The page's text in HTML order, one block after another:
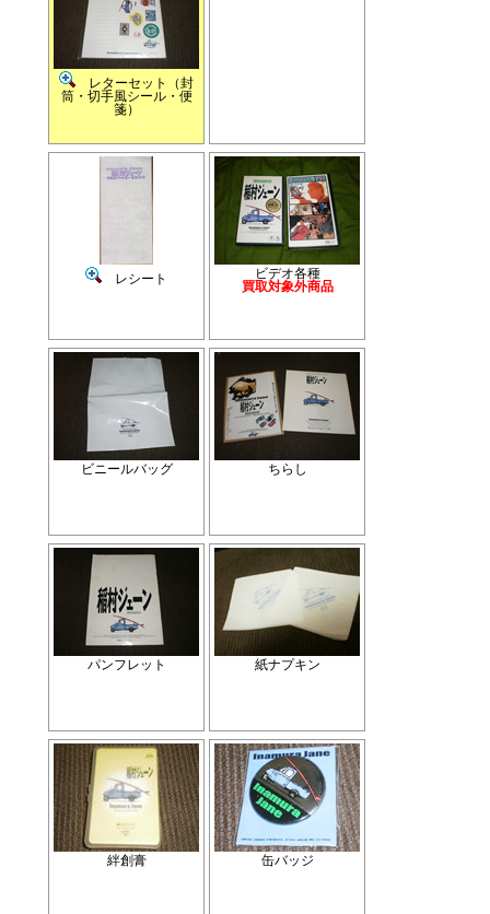
レターセット（封
筒・切手風シール・便
箋）
レシート
ビデオ各種
買取対象外商品
ビニールバッグ ちらし
パンフレット 紙ナプキン
絆創膏 缶バッジ